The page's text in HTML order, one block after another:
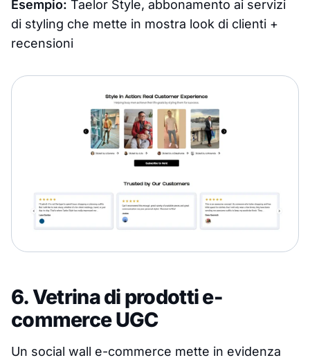
Esempio: Taelor Style, abbonamento ai servizi
di styling che mette in mostra look di clienti +
recensioni
6. Vetrina di prodotti e-
commerce UGC
Un social wall e-commerce mette in evidenza